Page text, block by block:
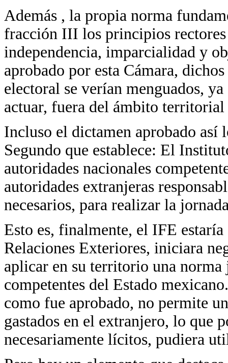
Además , la propia norma
fracción III los principios
independencia, imparcialidad y
aprobado por esta Cámara,
electoral se verían menguados,
actuar, fuera del ámbito
Incluso el dictamen aprobado
Segundo que establece: El
autoridades nacionales
autoridades extranjeras
necesarios, para realizar la
Esto es, finalmente, el IFE
Relaciones Exteriores, iniciara
aplicar en su territorio una
competentes del Estado
como fue aprobado, no permite
gastados en el extranjero, lo que
necesariamente lícitos, pudiera